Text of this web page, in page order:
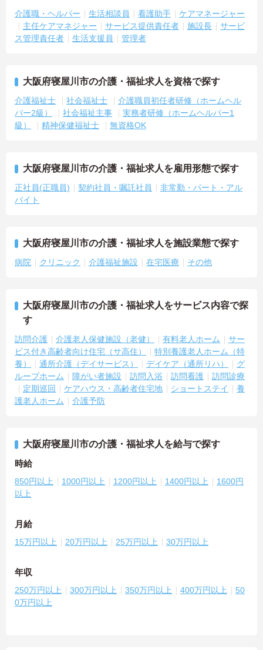
介護職・ヘルパー 生活相談員 看護助手
ケアマネージャー
主任ケアマネジャー
サービス提供責任者 施設長
サービ
ス管理責任者
生活支援員 管理者
大阪府寝屋川市の介護・福祉求人を資格で探す
介護福祉士 社会福祉士
介護職員初任者研修（ホームヘル
パー2級）
社会福祉主事
実務者研修（ホームヘルパー1
級）
精神保健福祉士 無資格OK
大阪府寝屋川市の介護・福祉求人を雇用形態で探す
正社員(正職員) 契約社員・嘱託社員
非常勤・パート・アル
バイト
大阪府寝屋川市の介護・福祉求人を施設業態で探す
病院 クリニック 介護福祉施設 在宅医療 その他
大阪府寝屋川市の介護・福祉求人をサービス内容で探
す
訪問介護 介護老人保健施設（老健） 有料老人ホーム
サー
ビス付き高齢者向け住宅（サ高住）
特別養護老人ホーム（特
養）
通所介護（デイサービス） デイケア（通所リハ）
グ
ループホーム
障がい者施設 訪問入浴 訪問看護
訪問診療
定期巡回
ケアハウス・高齢者住宅地 ショートステイ
養
護老人ホーム
介護予防
大阪府寝屋川市の介護・福祉求人を給与で探す
時給
850円以上 1000円以上 1200円以上 1400円以上
1600円
以上
月給
15万円以上 20万円以上 25万円以上 30万円以上
年収
250万円以上 300万円以上 350万円以上 400万円以上
50
0万円以上